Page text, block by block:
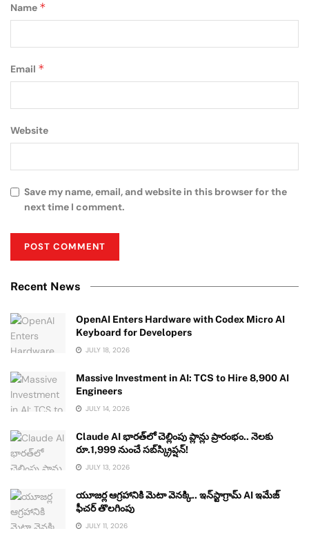
Name *
Email *
Website
Save my name, email, and website in this browser for the
next time I comment.
Recent News
OpenAI Enters Hardware with Codex Micro AI
Keyboard for Developers
JULY 18, 2026
Massive Investment in AI: TCS to Hire 8,900 AI
Engineers
JULY 14, 2026
Claude AI భారత్‌లో చెల్లింపు ప్లాన్లు ప్రారంభం.. నెలకు
రూ.1,999 నుంచే సబ్‌స్క్రిప్షన్!
JULY 13, 2026
యూజర్ల ఆగ్రహానికి మెటా వెనక్కి.. ఇన్‌స్టాగ్రామ్ AI ఇమేజ్
ఫీచర్ తొలగింపు
JULY 11, 2026